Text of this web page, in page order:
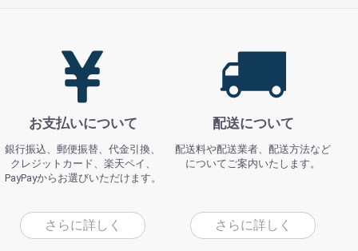
お支払いについて
銀行振込、郵便振替、代金引換、
クレジットカード、楽天ペイ、
PayPayからお選びいただけます。
さらに詳しく
配送について
配送料や配送業者、配送方法など
についてご案内いたします。
さらに詳しく